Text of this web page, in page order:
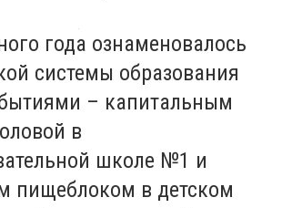
года ознаменовалось
системы образования
– капитальным
в
школе №1 и
пищеблоком в детском